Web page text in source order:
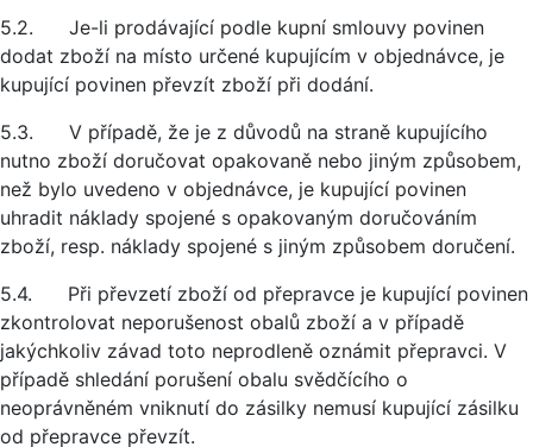
5.2. Je-li prodávající podle kupní smlouvy povinen
dodat zboží na místo určené kupujícím v objednávce, je
kupující povinen převzít zboží při dodání.
5.3. V případě, že je z důvodů na straně kupujícího
nutno zboží doručovat opakovaně nebo jiným způsobem,
než bylo uvedeno v objednávce, je kupující povinen
uhradit náklady spojené s opakovaným doručováním
zboží, resp. náklady spojené s jiným způsobem doručení.
5.4. Při převzetí zboží od přepravce je kupující povinen
zkontrolovat neporušenost obalů zboží a v případě
jakýchkoliv závad toto neprodleně oznámit přepravci. V
případě shledání porušení obalu svědčícího o
neoprávněném vniknutí do zásilky nemusí kupující zásilku
od přepravce převzít.